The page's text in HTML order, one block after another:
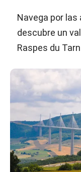
Navega por las
descubre un
Raspes du Tarn